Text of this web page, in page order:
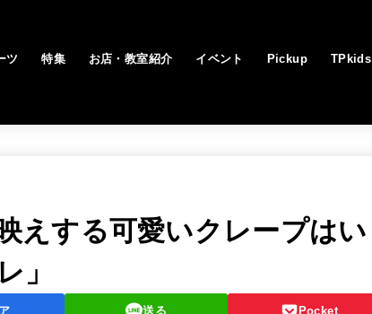
ツ 特集 お店・教室紹介 イベント Pickup TPkids
えする可愛いクレープはい
」
送る Pocket